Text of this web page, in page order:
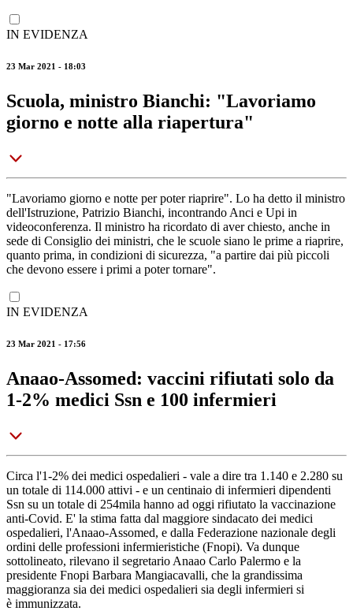
IN EVIDENZA
23 Mar 2021 - 18:03
Scuola, ministro Bianchi: "Lavoriamo
giorno e notte alla riapertura"
"Lavoriamo giorno e notte per poter riaprire". Lo ha detto il ministro
dell'Istruzione, Patrizio Bianchi, incontrando Anci e Upi in
videoconferenza. Il ministro ha ricordato di aver chiesto, anche in
sede di Consiglio dei ministri, che le scuole siano le prime a riaprire,
quanto prima, in condizioni di sicurezza, "a partire dai più piccoli
che devono essere i primi a poter tornare".
IN EVIDENZA
23 Mar 2021 - 17:56
Anaao-Assomed: vaccini rifiutati solo da
1-2% medici Ssn e 100 infermieri
Circa l'1-2% dei medici ospedalieri - vale a dire tra 1.140 e 2.280 su
un totale di 114.000 attivi - e un centinaio di infermieri dipendenti
Ssn su un totale di 254mila hanno ad oggi rifiutato la vaccinazione
anti-Covid. E' la stima fatta dal maggiore sindacato dei medici
ospedalieri, l'Anaao-Assomed, e dalla Federazione nazionale degli
ordini delle professioni infermieristiche (Fnopi). Va dunque
sottolineato, rilevano il segretario Anaao Carlo Palermo e la
presidente Fnopi Barbara Mangiacavalli, che la grandissima
maggioranza sia dei medici ospedalieri sia degli infermieri si
è immunizzata.